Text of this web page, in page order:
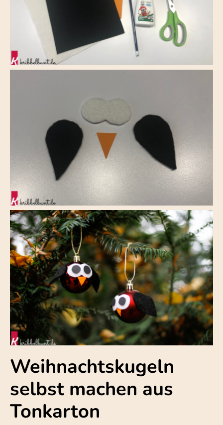
Weihnachtskugeln
selbst machen aus
Tonkarton